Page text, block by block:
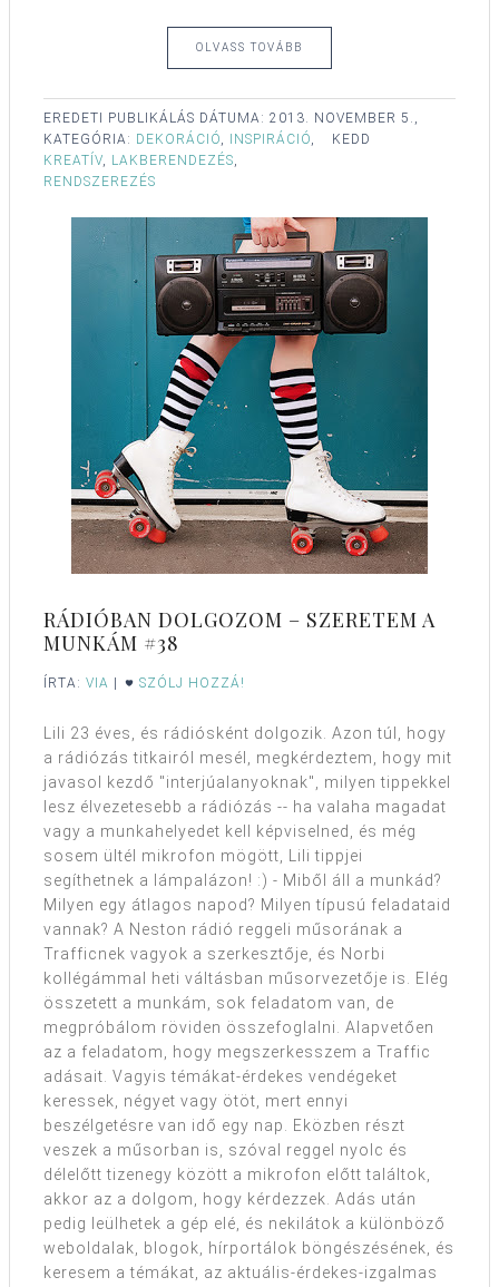
OLVASS TOVÁBB
EREDETI PUBLIKÁLÁS DÁTUMA: 2013. NOVEMBER 5.,
KEDD
KATEGÓRIA: DEKORÁCIÓ INSPIRÁCIÓ
KREATÍV
LAKBERENDEZÉS
RENDSZEREZÉS
RÁDIÓBAN DOLGOZOM – SZERETEM A
MUNKÁM #38
ÍRTA: VIA SZÓLJ HOZZÁ!
Lili 23 éves, és rádiósként dolgozik. Azon túl, hogy
a rádiózás titkairól mesél, megkérdeztem, hogy mit
javasol kezdő "interjúalanyoknak", milyen tippekkel
lesz élvezetesebb a rádiózás -- ha valaha magadat
vagy a munkahelyedet kell képviselned, és még
sosem ültél mikrofon mögött, Lili tippjei
segíthetnek a lámpalázon! :) - Miből áll a munkád?
Milyen egy átlagos napod? Milyen típusú feladataid
vannak? A Neston rádió reggeli műsorának a
Trafficnek vagyok a szerkesztője, és Norbi
kollégámmal heti váltásban műsorvezetője is. Elég
összetett a munkám, sok feladatom van, de
megpróbálom röviden összefoglalni. Alapvetően
az a feladatom, hogy megszerkesszem a Traffic
adásait. Vagyis témákat-érdekes vendégeket
keressek, négyet vagy ötöt, mert ennyi
beszélgetésre van idő egy nap. Eközben részt
veszek a műsorban is, szóval reggel nyolc és
délelőtt tizenegy között a mikrofon előtt találtok,
akkor az a dolgom, hogy kérdezzek. Adás után
pedig leülhetek a gép elé, és nekilátok a különböző
weboldalak, blogok, hírportálok böngészésének, és
keresem a témákat, az aktuális-érdekes-izgalmas